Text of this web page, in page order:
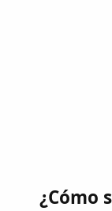
¿Cómo